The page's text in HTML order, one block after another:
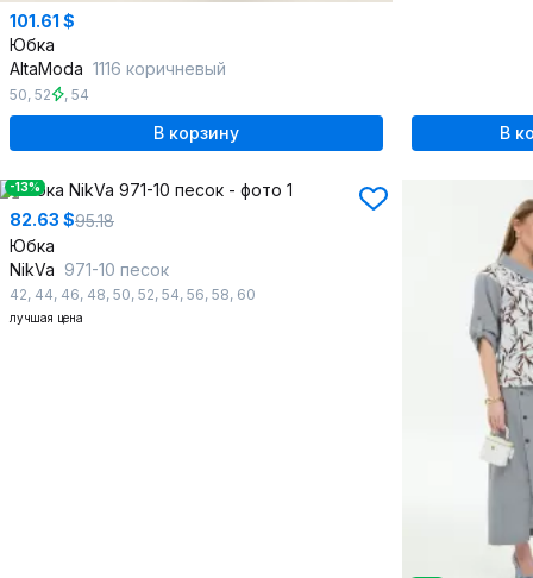
101.61 $
Юбка
AltaModa 1116 коричневый
50, 52 , 54
В корзину В
-13%
82.63 $95.18
Юбка
NikVa 971-10 песок
42, 44, 46, 48, 50, 52, 54, 56, 58, 60
лучшая цена